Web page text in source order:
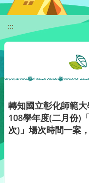
:::
轉知國立彰化師範大
108學年度(二月份)
次)」場次時間一案